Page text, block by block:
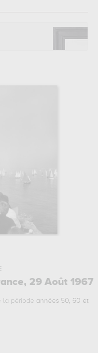
29 Août 1967
la période années 50, 60 et